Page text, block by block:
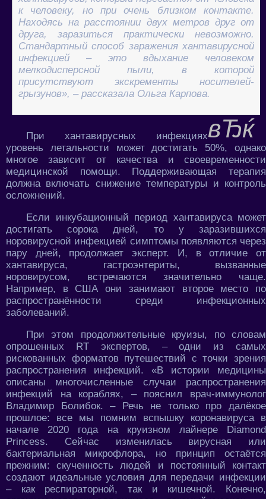
к человеку, но при очень близком контакте.
Находясь на расстоянии двух метров друг от
друга, заразиться практически невозможно.
Стандартный способ заражения хантавирусной
инфекцией – это вдыхание человеком
мелкодисперсной пыли, в которой
присутствуют экскременты носителей-
грызунов», – рассказала Ольга Карпова.
При хантавирусных инфекциях
уровень летальности может достигать 50%, однако
многое зависит от качества и своевременности
медицинской помощи. Поддерживающая терапия
должна включать снижение температуры и контроль
осложнений.
Если инкубационный период хантавируса может
достигать сорока дней, то у заразившихся
норовирусной инфекцией симптомы появляются через
пару дней, продолжает эксперт. И, в отличие от
хантавируса, гастроэнтериты, вызванные
норовирусом, встречаются значительно чаще.
Например, в США они занимают второе место по
распространённости среди инфекционных
заболеваний.
При этом продолжительные круизы, по словам
опрошенных RT экспертов, – одни из самых
рискованных форматов путешествий с точки зрения
распространения инфекций. «В истории медицины
описаны многочисленные случаи распространения
инфекций на кораблях, – пояснил врач-иммунолог
Владимир Болибок. – Речь не только про далёкое
прошлое: все мы помним вспышку коронавируса в
начале 2020 года на круизном лайнере Diamond
Princess. Сейчас изменилась вирусная или
бактериальная микрофлора, но принцип остаётся
прежним: скученность людей и постоянный контакт
создают идеальные условия для передачи инфекции
– как респираторной, так и кишечной. Конечно,